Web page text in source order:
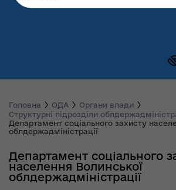
Головна ОДА
Органи влади
Структурні підрозділи
Департамент соціального захисту
облдержадміністрації
Департамент соціального
населення Волинської
облдержадміністрації